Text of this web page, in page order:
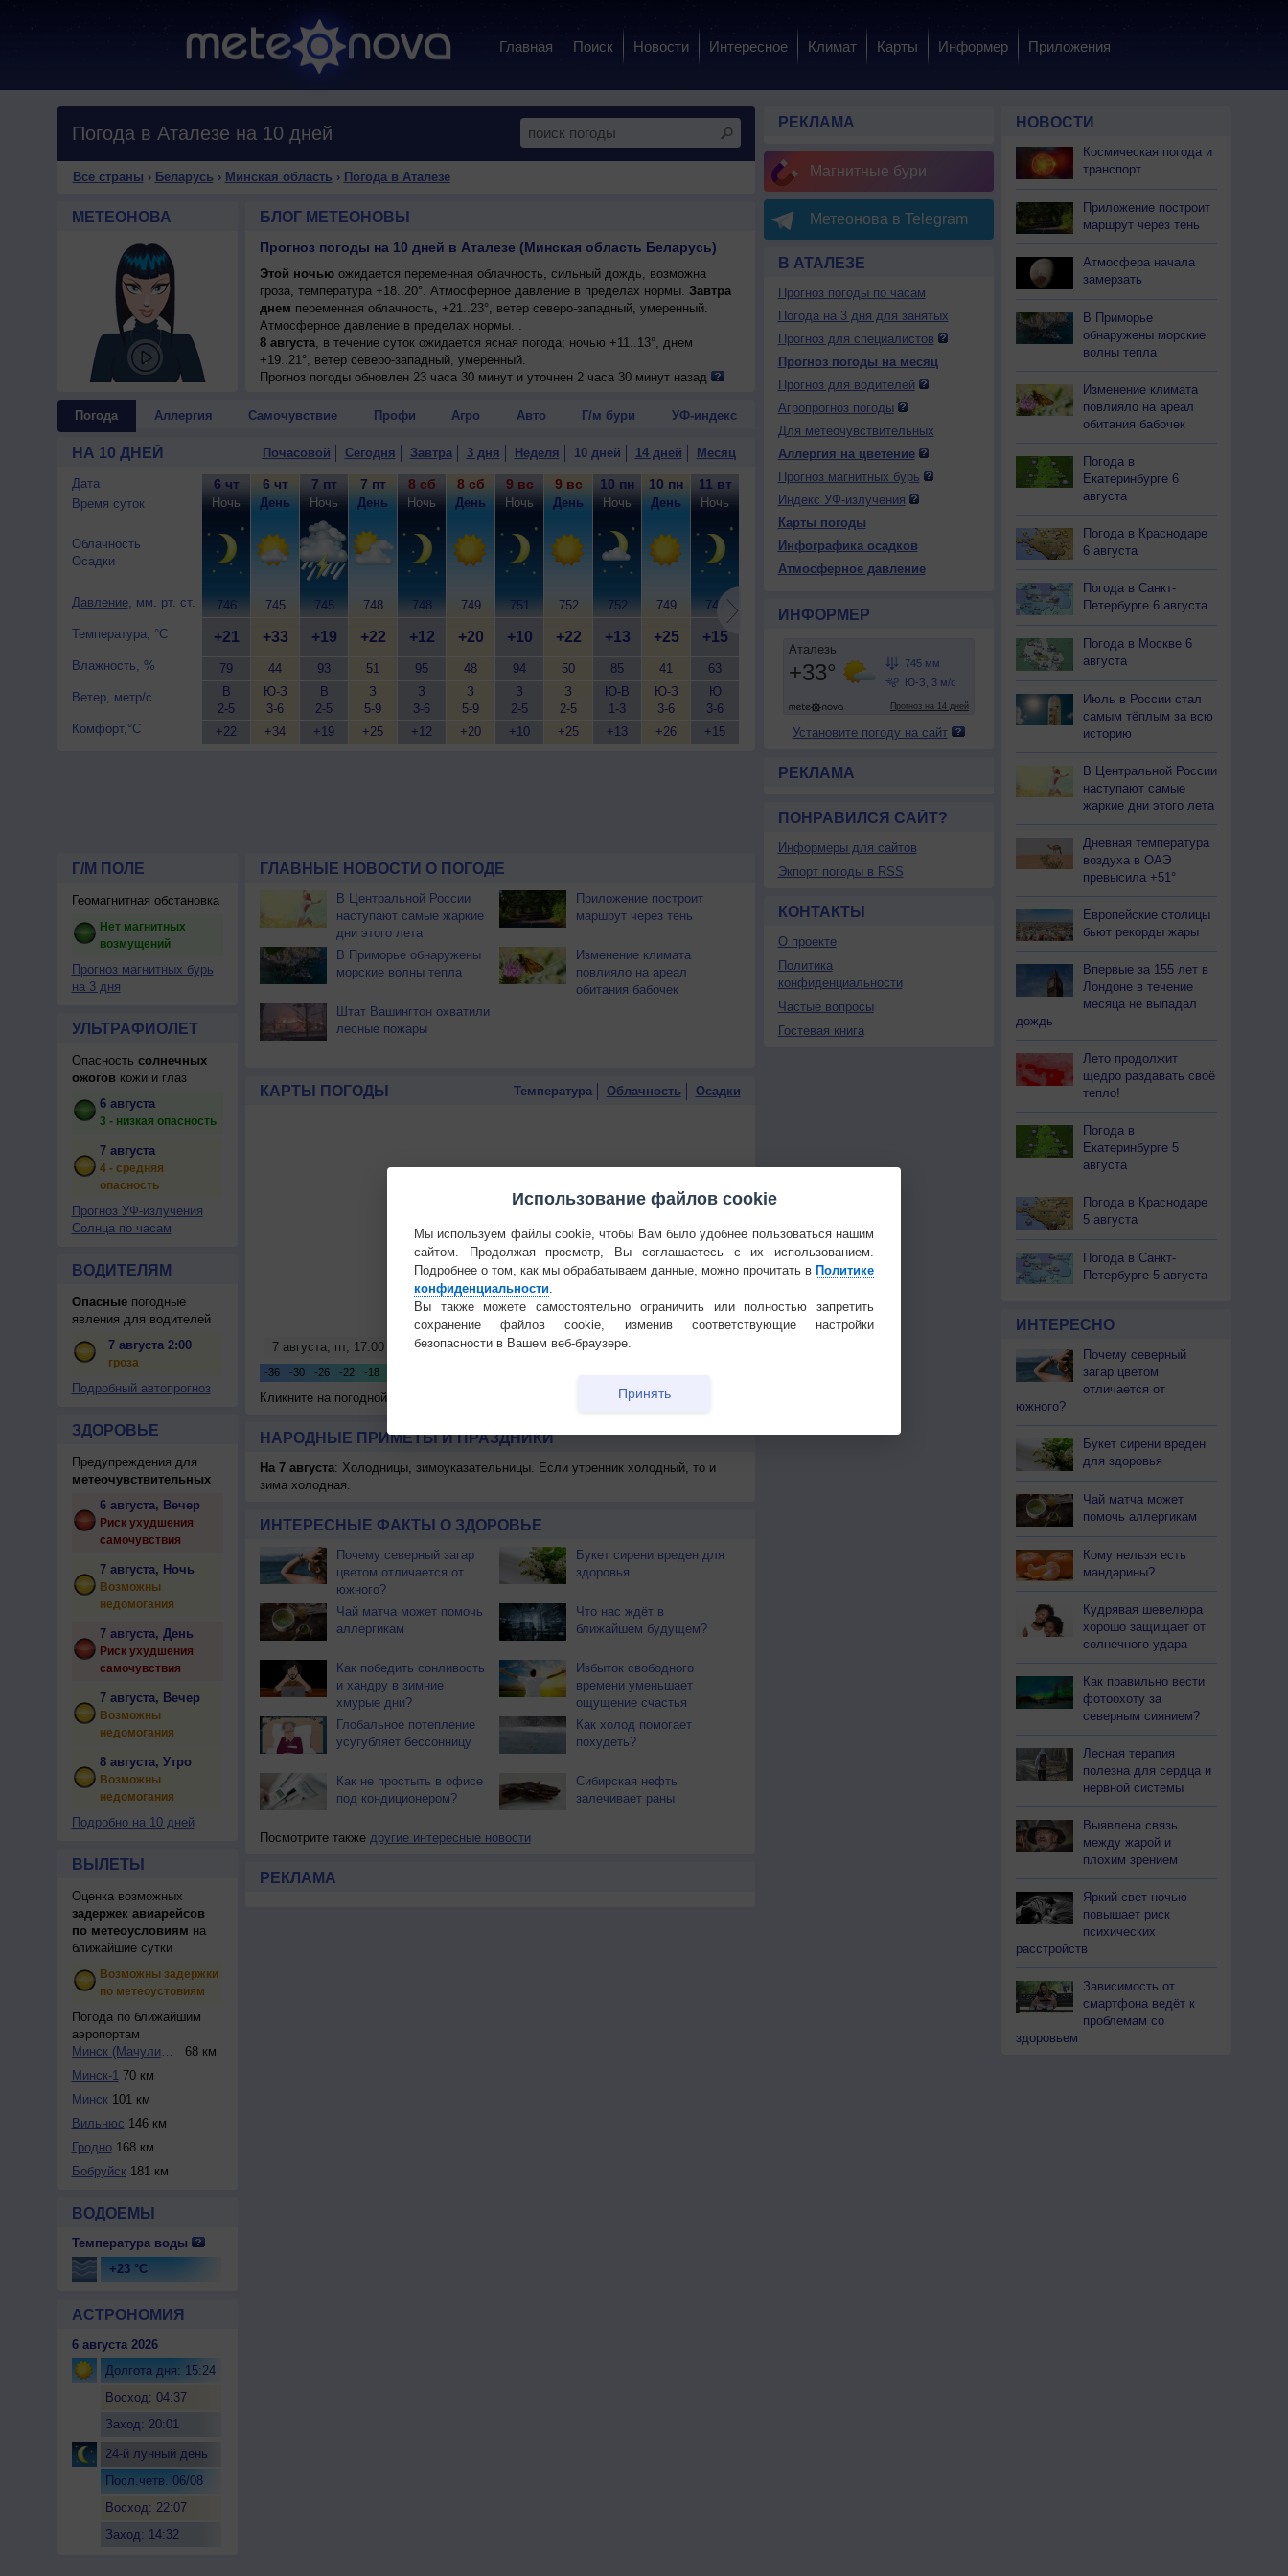
Главная Поиск Новости Интересное Климат Карты Информер Приложения
Погода в Аталезе на 10 дней
Все страны › Беларусь › Минская область › Погода в Аталезе
МЕТЕОНОВА БЛОГ МЕТЕОНОВЫ
Прогноз погоды на 10 дней в Аталезе (Минская область Беларусь)
Этой ночьюожидается переменная облачность, сильный дождь, возможна
гроза, температура +18..20°. Атмосферное давление в пределах нормы. Завтра
днем переменная облачность, +21..23°, ветер северо-западный, умеренный.
Атмосферное давление в пределах нормы. .
8 августа, в течение суток ожидается ясная погода; ночью +11..13°, днем
+19..21°, ветер северо-западный, умеренный.
9 августа, в течение суток на фоне повышенного давления ожидается ясная
10 августа, ожидается малооблачная погода; ночью +12..14°, днем +24..26°,
Прогноз погоды обновлен 23 часа 30 минут и уточнен 2 часа 30 минут назад
Погода Аллергия Самочувствие Профи Агро Авто Г/м бури УФ-индекс
НА 10 ДНЕЙ Почасовой Сегодня Завтра 3 дня Неделя 10 дней 14 дней Месяц
Дата
Время суток
Облачность
Осадки
Давление, мм. рт. ст.
Температура, °C
Влажность, %
Ветер, метр/с
Комфорт,°C
6 чт
Ночь
746
+21
79
В
2-5
+22
6 чт
День
745
+33
44
Ю-З
3-6
+34
7 пт
Ночь
745
+19
93
В
2-5
+19
7 пт
День
748
+22
51
З
5-9
+25
8 сб
Ночь
748
+12
95
З
3-6
+12
8 сб
День
749
+20
48
З
5-9
+20
9 вс
Ночь
751
+10
94
З
2-5
+10
9 вс
День
752
+22
50
З
2-5
+25
10 пн
Ночь
752
+13
85
Ю-В
1-3
+13
10 пн
День
749
+25
41
Ю-З
3-6
+26
11 вт
Ночь
747
+15
63
Ю
3-6
+15
11 вт
День
12 ср
Ночь
749
91
2-5
+14
12 ср
День
752
38
+25
13 чт
Ночь
67
2-5
+12
1-3
+25
+13
3-6
14 пт
748
+27
35
Ю
2-5
15 сб
Ночь
746
60
+17
15 сб
745
+26
746
+13
Г/М ПОЛЕ
Геомагнитная обстановка
Нет магнитных
возмущений
Прогноз магнитных бурь
на 3 дня
УЛЬТРАФИОЛЕТ
Опасность солнечных
ожоговкожи и глаз
6 августа
3 - низкая опасность
7 августа
4 - средняя
опасность
Прогноз УФ-излучения
Солнца по часам
ВОДИТЕЛЯМ
Опасныепогодные
явления для водителей
7 августа 2:00
гроза
Подробный автопрогноз
ЗДОРОВЬЕ
Предупреждения для
метеочувствительных
6 августа, Вечер
Риск ухудшения
самочувствия
7 августа, Ночь
Возможны
недомогания
7 августа, День
Риск ухудшения
самочувствия
7 августа, Вечер
Возможны
недомогания
8 августа, Утро
Возможны
недомогания
Подробно на 10 дней
ВЫЛЕТЫ
Оценка возможных
задержек авиарейсов
по метеоусловиям на
ближайшие сутки
Возможны задержки
по метеоустовиям
Погода по ближайшим
аэропортам
Минск (Мачулищи)
68 км
Минск-170 км
Минск101 км
Вильнюс 146 км
Гродно168 км
Бобруйск181 км
ВОДОЕМЫ
Температура воды
+23 °C
АСТРОНОМИЯ
6 августа 2026
Долгота дня: 15:24
Восход: 04:37
Заход: 20:01
24-й лунный день
Посл.четв. 06/08
Восход: 22:07
Заход: 14:32
ГЛАВНЫЕ НОВОСТИ О ПОГОДЕ
В Центральной России
наступают самые жаркие
дни этого лета
Приложение построит
маршрут через тень
В Приморье обнаружены
морские волны тепла
Изменение климата
повлияло на ареал
обитания бабочек
Штат Вашингтон охватили
лесные пожары
КАРТЫ ПОГОДЫ Температура Облачность Осадки
Кликните на погодной карте для получения подробных данных
НАРОДНЫЕ ПРИМЕТЫ И ПРАЗДНИКИ
На 7 августа: Холодницы, зимоуказательницы. Если утренник холодный, то и
зима холодная.
ИНТЕРЕСНЫЕ ФАКТЫ О ЗДОРОВЬЕ
Почему северный загар
цветом отличается от
южного?
Букет сирени вреден для
здоровья
Чай матча может помочь
аллергикам
Что нас ждёт в
ближайшем будущем?
Как победить сонливость
и хандру в зимние
хмурые дни?
Избыток свободного
времени уменьшает
ощущение счастья
Глобальное потепление
усугубляет бессонницу
Как холод помогает
похудеть?
Как не простыть в офисе
под кондиционером?
Сибирская нефть
залечивает раны
Посмотрите также другие интересные новости
РЕКЛАМА
РЕКЛАМА
Магнитные бури
Метеонова в Telegram
В АТАЛЕЗЕ
Прогноз погоды по часам
Погода на 3 дня для занятых
Прогноз для специалистов
Прогноз погоды на месяц
Прогноз для водителей
Агропрогноз погоды
Для метеочувствительных
Аллергия на цветение
Прогноз магнитных бурь
Индекс УФ-излучения
Карты погоды
Инфографика осадков
Атмосферное давление
ИНФОРМЕР
Установите погоду на сайт
РЕКЛАМА
ПОНРАВИЛСЯ САЙТ?
Информеры для сайтов
Экпорт погоды в RSS
КОНТАКТЫ
О проекте
Политика
конфиденциальности
Частые вопросы
Гостевая книга
НОВОСТИ
Космическая погода и
транспорт
Приложение построит
маршрут через тень
Атмосфера начала
замерзать
В Приморье
обнаружены морские
волны тепла
Изменение климата
повлияло на ареал
обитания бабочек
Погода в
Екатеринбурге 6
августа
Погода в Краснодаре
6 августа
Погода в Санкт-
Петербурге 6 августа
Погода в Москве 6
августа
Июль в России стал
самым тёплым за всю
историю
В Центральной России
наступают самые
жаркие дни этого лета
Дневная температура
воздуха в ОАЭ
превысила +51°
Европейские столицы
бьют рекорды жары
Впервые за 155 лет в
Лондоне в течение
месяца не выпадал
дождь
Лето продолжит
щедро раздавать своё
тепло!
Погода в
Екатеринбурге 5
августа
Погода в Краснодаре
5 августа
Погода в Санкт-
Петербурге 5 августа
ИНТЕРЕСНО
Почему северный
загар цветом
отличается от
южного?
Букет сирени вреден
для здоровья
Чай матча может
помочь аллергикам
Кому нельзя есть
мандарины?
Кудрявая шевелюра
хорошо защищает от
солнечного удара
Как правильно вести
фотоохоту за
северным сиянием?
Лесная терапия
полезна для сердца и
нервной системы
Выявлена связь
между жарой и
плохим зрением
Яркий свет ночью
повышает риск
психических
расстройств
Зависимость от
смартфона ведёт к
проблемам со
здоровьем
Использование файлов cookie
Мы используем файлы cookie, чтобы Вам было удобнее пользоваться нашим
сайтом. Продолжая просмотр, Вы соглашаетесь с их использованием.
Подробнее о том, как мы обрабатываем данные, можно прочитать в Политике
конфиденциальности
Вы также можете самостоятельно ограничить или полностью запретить
сохранение файлов cookie, изменив соответствующие настройки
безопасности в Вашем веб-браузере.
Принять